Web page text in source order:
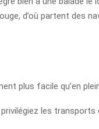
d’où partent des
plus facile qu’en
les transports